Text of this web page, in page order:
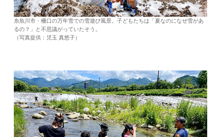
糸魚川市・柵口の万年雪での雪遊び風景。子どもたちは「夏なのになぜ雪があ
るの？」と不思議がっていたそう。
（写真提供：児玉 真悠子）